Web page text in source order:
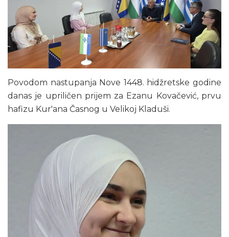
Povodom nastupanja Nove 1448. hidžretske godine
danas je upriličen prijem za Ezanu Kovačević, prvu
hafizu Kur'ana Časnog u Velikoj Kladuši.